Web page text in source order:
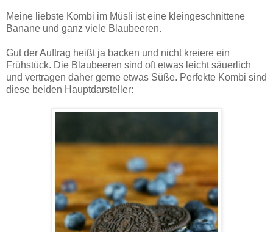
Meine liebste Kombi im Müsli ist eine kleingeschnittene
Banane und ganz viele Blaubeeren.
Gut der Auftrag heißt ja backen und nicht kreiere ein
Frühstück. Die Blaubeeren sind oft etwas leicht säuerlich
und vertragen daher gerne etwas Süße. Perfekte Kombi sind
diese beiden Hauptdarsteller: